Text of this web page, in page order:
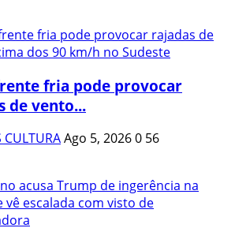
fria pode provocar
de vento...
CULTURAAgo 5, 20260 56